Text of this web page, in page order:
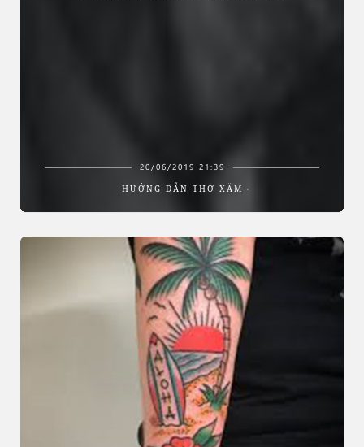
20/06/2019 21:39
HƯỚNG DẪN THỢ XĂM